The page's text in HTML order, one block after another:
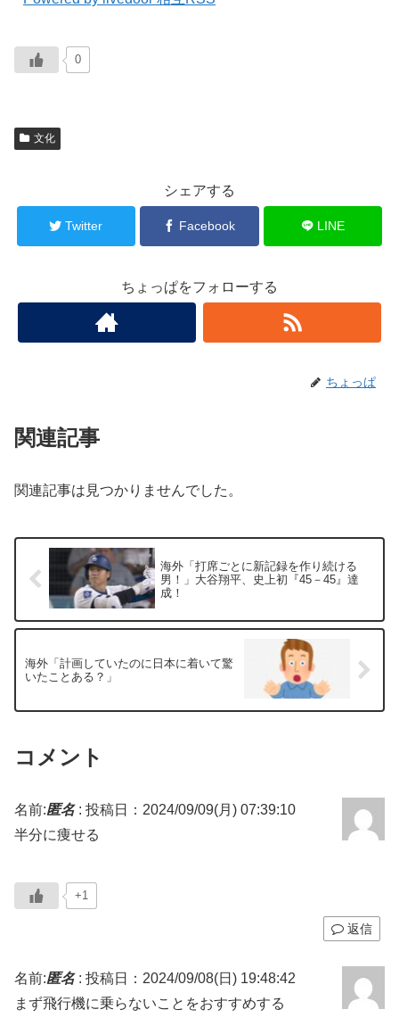
0
文化
シェアする
Twitter Facebook LINE
ちょっぱをフォローする
ちょっぱ
関連記事
関連記事は見つかりませんでした。
海外「打席ごとに新記録を作り続ける
男！」大谷翔平、史上初『45－45』達
成！
海外「計画していたのに日本に着いて驚
いたことある？」
コメント
名前:匿名: 投稿日：2024/09/09(月) 07:39:10
半分に痩せる
+1
返信
名前:匿名: 投稿日：2024/09/08(日) 19:48:42
まず飛行機に乗らないことをおすすめする